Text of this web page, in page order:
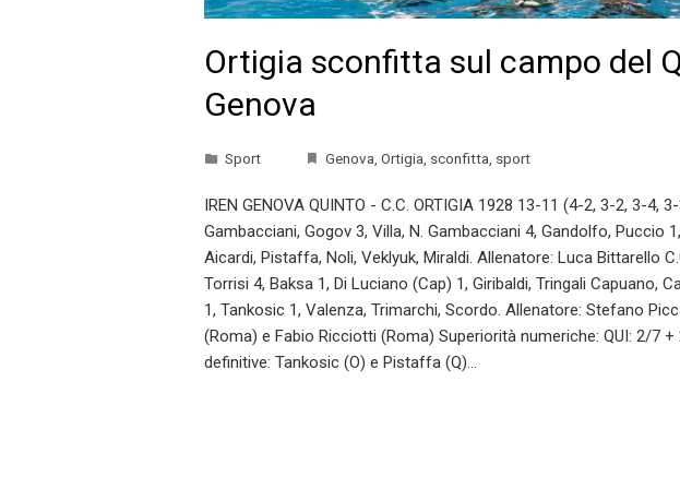
Ortigia sconfitta sul campo del
Genova
Sport Genova Ortigia sconfitta sport
IREN GENOVA QUINTO - C.C. ORTIGIA 1928 13-11 (4-2, 3-2, 3-4,
Gambacciani, Gogov 3, Villa, N. Gambacciani 4, Gandolfo, Puccio
Aicardi, Pistaffa, Noli, Veklyuk, Miraldi. Allenatore: Luca Bittarello
Torrisi 4, Baksa 1, Di Luciano (Cap) 1, Giribaldi, Tringali Capuano,
1, Tankosic 1, Valenza, Trimarchi, Scordo. Allenatore: Stefano
(Roma) e Fabio Ricciotti (Roma) Superiorità numeriche: QUI: 2/7 +
definitive: Tankosic (O) e Pistaffa (Q)…